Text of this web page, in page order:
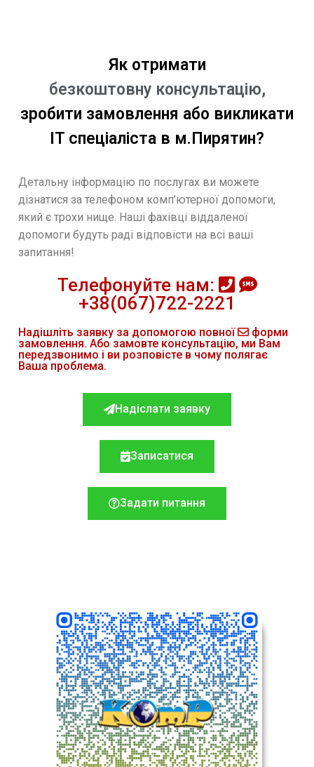
Як отримати
безкоштовну консультацію,
зробити замовлення або викликати
IT спеціаліста в м.Пирятин?
Детальну інформацію по послугах ви можете
дізнатися за телефоном комп’ютерної допомоги,
який є трохи нище. Наші фахівці віддаленої
допомоги будуть раді відповісти на всі ваші
запитання!
Телефонуйте нам:
+38(067)722-2221
Надішліть заявку за допомогою повної
форми
замовлення. Або замовте консультацію, ми Вам
передзвонимо і ви розповісте в чому полягає
Ваша проблема.
Надіслати заявку
Записатися
Задати питання